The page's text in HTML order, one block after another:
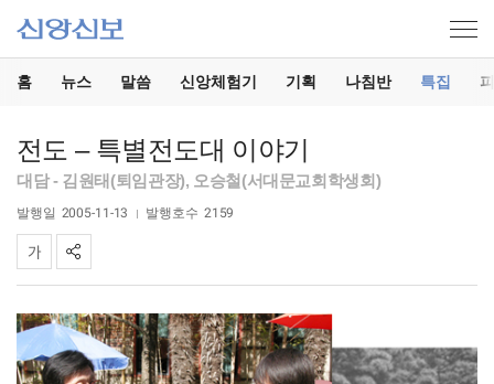
홈 뉴스 말씀 신앙체험기 기획 나침반 특집
전도 – 특별전도대 이야기
대담 - 김원태(퇴임관장), 오승철(서대문교회학생회)
발행일 2005-11-13 발행호수 2159